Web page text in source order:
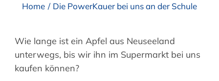
Angebote
Eltern
Kontakt
Home Die PowerKauer bei uns an der Schule
Wie lange ist ein Apfel aus Neuseeland
unterwegs, bis wir ihn im Supermarkt bei uns
kaufen können?